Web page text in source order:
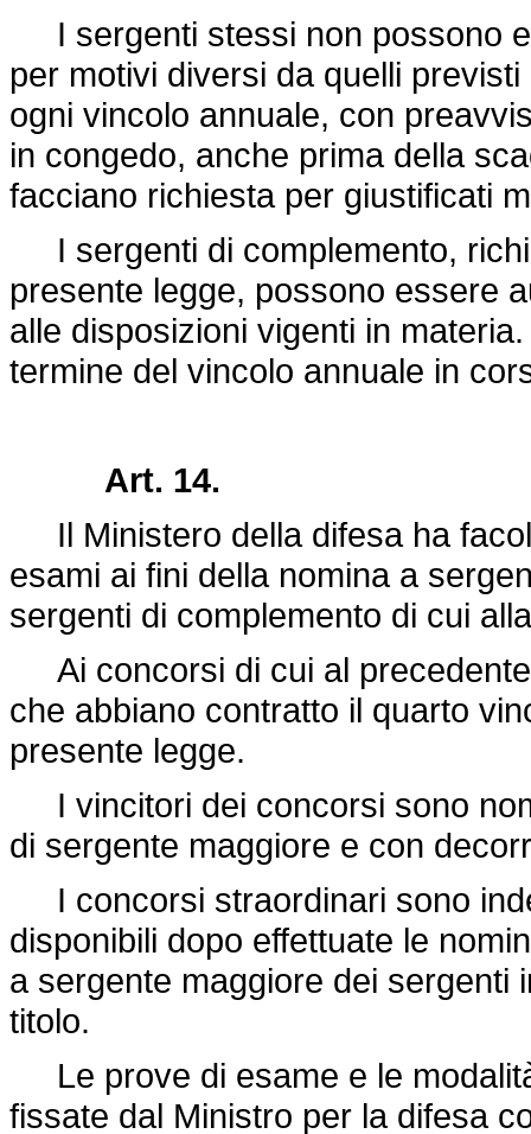
I sergenti stessi non possono
per motivi diversi da quelli
ogni vincolo annuale, con
in congedo, anche prima della
facciano richiesta per giustificati
I sergenti di complemento,
presente legge, possono essere
alle disposizioni vigenti in
termine del vincolo annuale in
Art. 14.
Il Ministero della difesa ha
esami ai fini della nomina a
sergenti di complemento di cui
Ai concorsi di cui al
che abbiano contratto il quarto
presente legge.
I vincitori dei concorsi sono
di sergente maggiore e con
I concorsi straordinari sono
disponibili dopo effettuate le
a sergente maggiore dei sergenti
titolo.
Le prove di esame e le
fissate dal Ministro per la difesa